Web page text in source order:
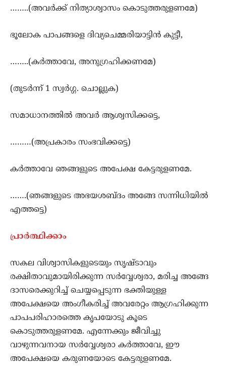
……..(അവര്‍ക്ക് നിത്യാശ്വാസം കൊടുത്തരുളണമേ)
ഭൂലോക പാപങ്ങളെ ദിവ്യചെമ്മരിയാട്ടിന്‍ കുട്ടീ,
……..(കര്‍ത്താവേ, അനുഗ്രഹിക്കണമേ)
(തുടര്‍ന്ന്‍ 1 സ്വര്‍ഗ്ഗ. ചൊല്ലുക)
സമാധാനത്തില്‍ അവര്‍ ആശ്വസിക്കട്ടെ,
………(അപ്രകാരം സംഭവിക്കട്ടെ)
കര്‍ത്താവേ ഞങ്ങളുടെ അപേക്ഷ കേട്ടരുളണമേ.
…….(ഞങ്ങളുടെ അഭയശബ്ദം അങ്ങേ സന്നിധിയില്‍
എത്തട്ടെ)
പ്രാര്‍ത്ഥിക്കാം
സകല വിശ്വാസികളുടെയും സൃഷ്ടാവും
രക്ഷിതാവുമായിരിക്കുന്ന സര്‍വ്വേശ്വരാ, മരിച്ച അങ്ങേ
ദാസരെക്കുറിച്ച് ചെയ്യപ്പെടുന്ന ഭക്തിയുള്ള
അപേക്ഷയെ അംഗീകരിച്ച് അവരേറ്റം ആഗ്രഹിക്കുന്ന
പാപപരിഹാരത്തെ കൃപയോടു കൂടെ
കൊടുത്തരുളണമേ. എന്നേക്കും ജീവിച്ചു
വാഴുന്നവനായ സര്‍വ്വേശ്വരാ കര്‍ത്താവേ, ഈ
അപേക്ഷയെ കരുണയോടെ കേട്ടരുളണമേ.